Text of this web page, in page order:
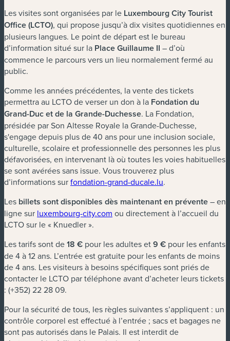
Les visites sont organisées par le Luxembourg City Tourist
Office (LCTO), qui propose jusqu’à dix visites quotidiennes en
plusieurs langues. Le point de départ est le bureau
d’information situé sur la Place Guillaume II – d’où
commence le parcours vers un lieu normalement fermé au
public.
Comme les années précédentes, la vente des tickets
permettra au LCTO de verser un don à la Fondation du
Grand-Duc et de la Grande-Duchesse. La Fondation,
présidée par Son Altesse Royale la Grande-Duchesse,
s'engage depuis plus de 40 ans pour une inclusion sociale,
culturelle, scolaire et professionnelle des personnes les plus
défavorisées, en intervenant là où toutes les voies habituelles
se sont avérées sans issue. Vous trouverez plus
d’informations surfondation-grand-ducale.lu.
Les billets sont disponibles dès maintenant en prévente– en
ligne sur luxembourg-city.com ou directement à l’accueil du
LCTO sur le « Knuedler ».
Les tarifs sont de18 € pour les adultes et9 € pour les enfants
de 4 à 12 ans. L’entrée est gratuite pour les enfants de moins
de 4 ans. Les visiteurs à besoins spécifiques sont priés de
contacter le LCTO par téléphone avant d’acheter leurs tickets
: (+352) 22 28 09.
Pour la sécurité de tous, les règles suivantes s’appliquent : un
contrôle corporel est effectué à l’entrée ; sacs et bagages ne
sont pas autorisés dans le Palais. Il est interdit de